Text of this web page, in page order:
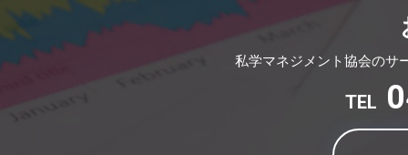
私学マネジメント協会のサ
TEL